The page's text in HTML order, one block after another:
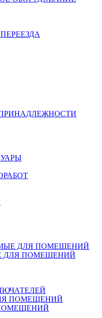
ДЛЯ ПОМЕЩЕНИЙ
ДЛЯ ПОМЕЩЕНИЙ
ПОМЕЩЕНИЙ